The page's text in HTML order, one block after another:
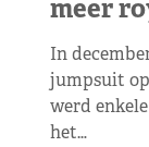
meer
In
jumpsuit
werd
het…